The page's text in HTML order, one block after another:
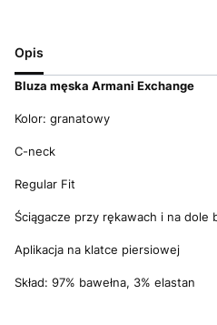
Opis
Bluza męska Armani Exchange
Kolor: granatowy
C-neck
Regular Fit
Ściągacze przy rękawach i na dole
Aplikacja na klatce piersiowej
Skład: 97% bawełna, 3% elastan